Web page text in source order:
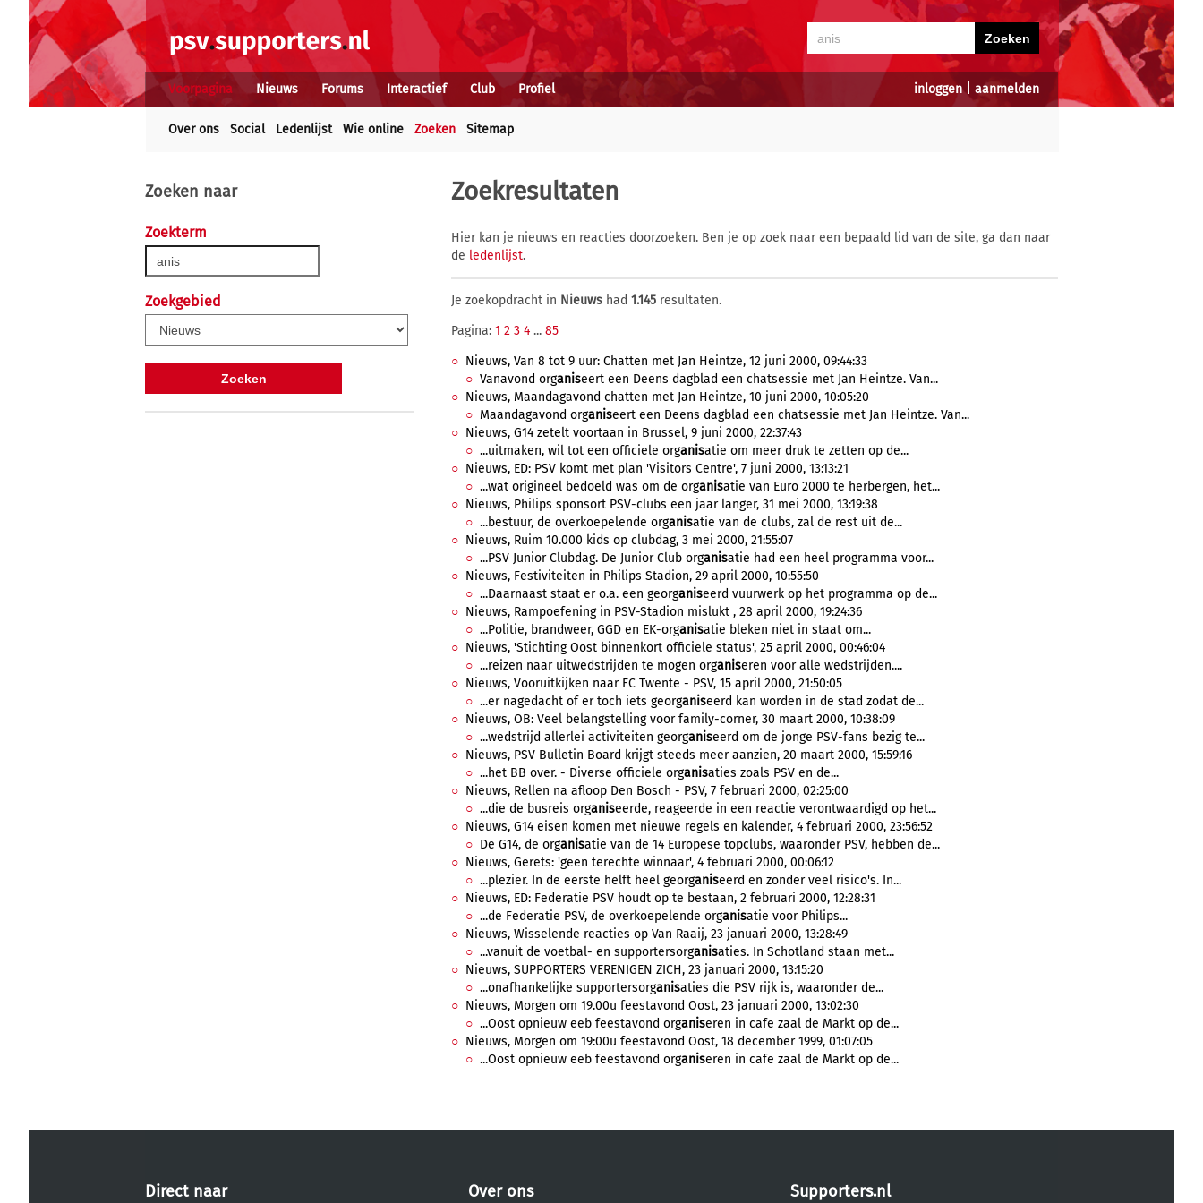
inloggen| aanmelden
Voorpagina Nieuws Forums Interactief Club Profiel
Over ons Social Ledenlijst Wie online Zoeken Sitemap
Zoeken naar
Zoekterm
Zoekgebied
Zoekresultaten
Hier kan je nieuws en reacties doorzoeken. Ben je op zoek naar een bepaald lid van de site, ga dan naar
de ledenlijst.
Je zoekopdracht in Nieuws had 1.145 resultaten.
Pagina: 1 2 3 4 ... 85
Nieuws, Van 8 tot 9 uur: Chatten met Jan Heintze, 12 juni 2000, 09:44:33
Vanavond organiseert een Deens dagblad een chatsessie met Jan Heintze. Van...
Nieuws, Maandagavond chatten met Jan Heintze, 10 juni 2000, 10:05:20
Maandagavond organiseert een Deens dagblad een chatsessie met Jan Heintze. Van...
Nieuws, G14 zetelt voortaan in Brussel, 9 juni 2000, 22:37:43
...uitmaken, wil tot een officiele organisatie om meer druk te zetten op de...
Nieuws, ED: PSV komt met plan 'Visitors Centre', 7 juni 2000, 13:13:21
...wat origineel bedoeld was om de organisatie van Euro 2000 te herbergen, het...
Nieuws, Philips sponsort PSV-clubs een jaar langer, 31 mei 2000, 13:19:38
...bestuur, de overkoepelende organisatie van de clubs, zal de rest uit de...
Nieuws, Ruim 10.000 kids op clubdag, 3 mei 2000, 21:55:07
...PSV Junior Clubdag. De Junior Club organisatie had een heel programma voor...
Nieuws, Festiviteiten in Philips Stadion, 29 april 2000, 10:55:50
...Daarnaast staat er o.a. een georganiseerd vuurwerk op het programma op de...
Nieuws, Rampoefening in PSV-Stadion mislukt , 28 april 2000, 19:24:36
...Politie, brandweer, GGD en EK-organisatie bleken niet in staat om...
Nieuws, 'Stichting Oost binnenkort officiele status', 25 april 2000, 00:46:04
...reizen naar uitwedstrijden te mogen organiseren voor alle wedstrijden....
Nieuws, Vooruitkijken naar FC Twente - PSV, 15 april 2000, 21:50:05
...er nagedacht of er toch iets georganiseerd kan worden in de stad zodat de...
Nieuws, OB: Veel belangstelling voor family-corner, 30 maart 2000, 10:38:09
...wedstrijd allerlei activiteiten georganiseerd om de jonge PSV-fans bezig te...
Nieuws, PSV Bulletin Board krijgt steeds meer aanzien, 20 maart 2000, 15:59:16
...het BB over. - Diverse officiele organisaties zoals PSV en de...
Nieuws, Rellen na afloop Den Bosch - PSV, 7 februari 2000, 02:25:00
...die de busreis organiseerde, reageerde in een reactie verontwaardigd op het...
Nieuws, G14 eisen komen met nieuwe regels en kalender, 4 februari 2000, 23:56:52
De G14, de organisatie van de 14 Europese topclubs, waaronder PSV, hebben de...
Nieuws, Gerets: 'geen terechte winnaar', 4 februari 2000, 00:06:12
...plezier. In de eerste helft heel georganiseerd en zonder veel risico's. In...
Nieuws, ED: Federatie PSV houdt op te bestaan, 2 februari 2000, 12:28:31
...de Federatie PSV, de overkoepelende organisatie voor Philips...
Nieuws, Wisselende reacties op Van Raaij, 23 januari 2000, 13:28:49
...vanuit de voetbal- en supportersorganisaties. In Schotland staan met...
Nieuws, SUPPORTERS VERENIGEN ZICH, 23 januari 2000, 13:15:20
...onafhankelijke supportersorganisaties die PSV rijk is, waaronder de...
Nieuws, Morgen om 19.00u feestavond Oost, 23 januari 2000, 13:02:30
...Oost opnieuw eeb feestavond organiseren in cafe zaal de Markt op de...
Nieuws, Morgen om 19:00u feestavond Oost, 18 december 1999, 01:07:05
...Oost opnieuw eeb feestavond organiseren in cafe zaal de Markt op de...
Direct naar Over ons Supporters.nl